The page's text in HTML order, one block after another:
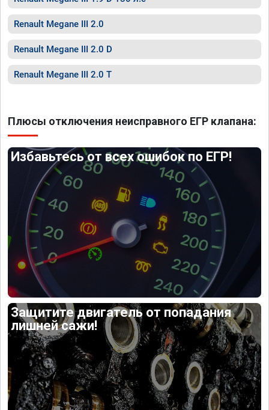
Renault Megane III 2.0
Renault Megane III 2.0 D
Renault Megane III 2.0 T
Плюсы отключения неисправного ЕГР клапана:
Избавьтесь от всех ошибок по ЕГР!
Защитите двигатель от попадания
лишней сажи!